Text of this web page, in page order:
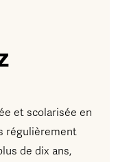
et scolarisée en
régulièrement
de dix ans,